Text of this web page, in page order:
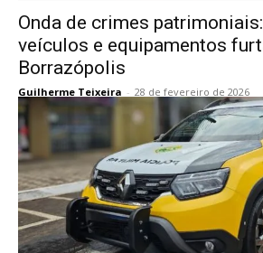
Onda de crimes
veículos e equipamentos
Borrazópolis
Guilherme Teixeira - 28 de fevereiro de 2026